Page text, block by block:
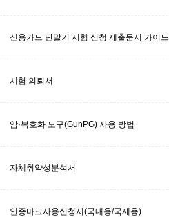
신용카드 단말기 시험 신청 제출문서 가이드
시험 의뢰서
암·복호화 도구(GunPG) 사용 방법
자체취약성분석서
인증마크사용신청서(국내용/국제용)